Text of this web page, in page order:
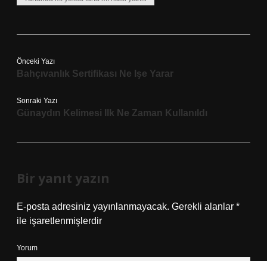
Önceki Yazı
Bahçıvanlık Sertifikası Ne Işe Yarar
Sonraki Yazı
Günaydın Kelimesi Ilk Ne Zaman Kullanıldı
Bir yanıt yazın
E-posta adresiniz yayınlanmayacak. Gerekli alanlar *
ile işaretlenmişlerdir
Yorum